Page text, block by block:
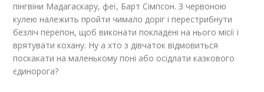
пінгвіни Мадагаскару, феї, Барт Сімпсон. З червоною
кулею належить пройти чимало доріг і перестрибнути
безліч перепон, щоб виконати покладені на нього місії і
врятувати кохану. Ну а хто з дівчаток відмовиться
поскакати на маленькому поні або осідлати казкового
єдинорога?